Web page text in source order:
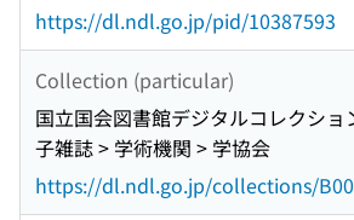
https://dl.ndl.go.jp/pid/10387593
Collection (particular)
国立国会図書館デジタルコレクショ
子雑誌 > 学術機関 > 学協会
https://dl.ndl.go.jp/collections/